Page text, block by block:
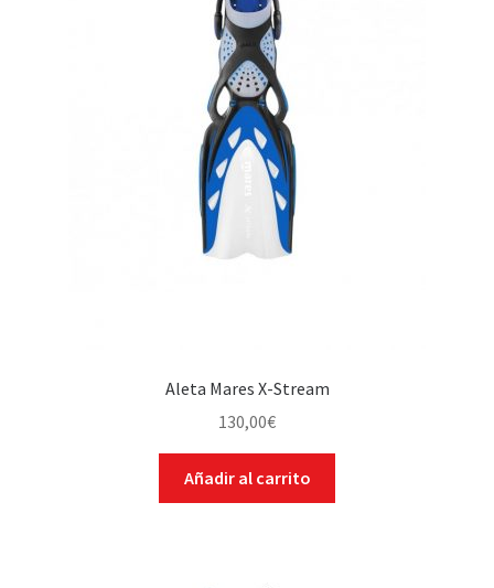
Aleta Mares X-Stream
130,00€
Añadir al carrito